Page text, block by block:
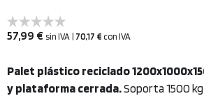
57,99 € sin IVA 70,17 € con IVA
Palet plástico reciclado
y plataforma cerrada.Soporta 1500